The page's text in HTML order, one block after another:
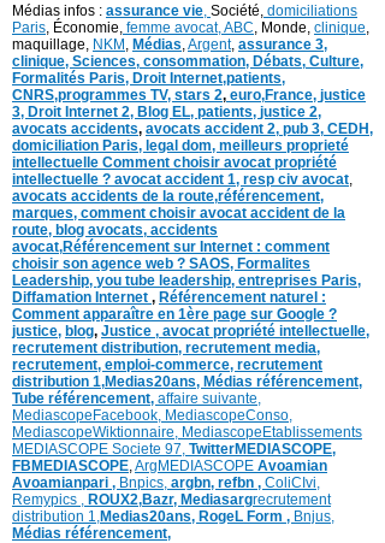
Médias infos : assurance vie Société, domiciliations
Paris , Économie, femme avocat, ABC , Monde, clinique
maquillage, NKM Médias Argent, assurance 3,
clinique, Sciences, consommation, Débats, Culture,
Formalités Paris, Droit Internet,patients,
CNRS,programmes TV, stars 2, euro,France, justice
3, Droit Internet 2, Blog EL, patients, justice 2,
avocats accidents, avocats accident 2, pub 3, CEDH,
domiciliation Paris, legal dom, meilleurs proprieté
intellectuelle Comment choisir avocat propriété
intellectuelle ? avocat accident 1, resp civ avocat
avocats accidents de la route,référencement,
marques, comment choisir avocat accident de la
route, blog avocats, accidents
avocat,Référencement sur Internet : comment
choisir son agence web ? SAOS, Formalites
Leadership, you tube leadership, entreprises Paris,
Diffamation Internet , Référencement naturel :
Comment apparaître en 1ère page sur Google ?
justice, blog, Justice , avocat propriété intellectuelle,
recrutement distribution, recrutement media,
recrutement, emploi-commerce, recrutement
distribution 1,Medias20ans, Médias référencement,
Tube référencement, affaire suivante,
MediascopeFacebook, MediascopeConso,
MediascopeWiktionnaire, MediascopeEtablissements
MEDIASCOPE Societe 97, TwitterMEDIASCOPE,
FBMEDIASCOPE ArgMEDIASCOPE Avoamian
Avoamianpari , Bnpics, argbn, refbn , ColiCIvi,
Remypics , ROUX2,Bazr, Mediasargrecrutement
distribution 1, Medias20ans, RogeL Form , Bnjus,
Médias référencement,